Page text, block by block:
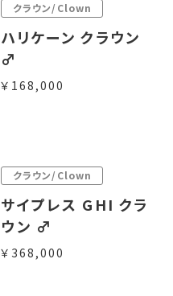
クラウン/Clown
ハリケーン クラウン
♂
￥168,000
クラウン/Clown
サイプレス GHI クラ
ウン ♂
￥368,000